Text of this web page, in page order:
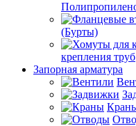
(Бурты)
крепления труб
Запорная арматура